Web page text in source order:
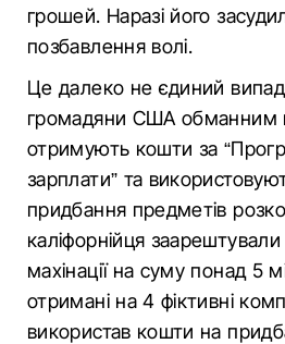
грошей. Наразі його
позбавлення волі.
Це далеко не єдиний
громадяни США обманним
отримують кошти за
зарплати” та
придбання предметів
каліфорнійця заарештували
махінації на суму понад 5
отримані на 4 фіктивні
використав кошти на